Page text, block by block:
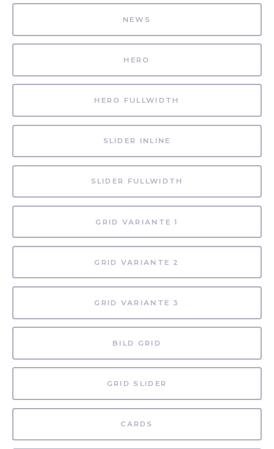
NEWS
HERO
HERO FULLWIDTH
SLIDER INLINE
SLIDER FULLWIDTH
GRID VARIANTE 1
GRID VARIANTE 2
GRID VARIANTE 3
BILD GRID
GRID SLIDER
CARDS